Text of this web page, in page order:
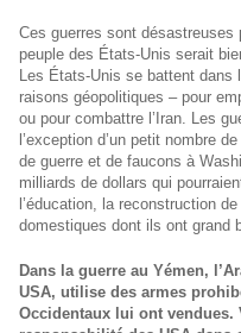
Ces guerres sont
peuple des États-Unis serait
Les États-Unis se battent dans
raisons géopolitiques – pour
ou pour combattre l’Iran. Les
l’exception d’un petit nombre
de guerre et de faucons à
milliards de dollars qui
l’éducation, la reconstruction
domestiques dont ils ont grand
Dans la guerre au Yémen,
USA, utilise des armes
Occidentaux lui ont vendues.